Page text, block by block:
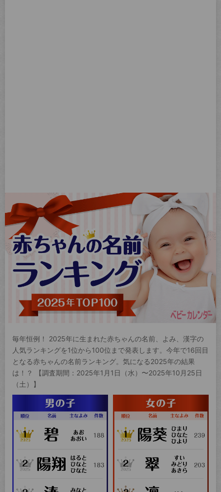
毎年恒例！ 2025年に生まれた赤ちゃんの名前、よみ、漢字の
人気ランキングを1位から100位まで発表します。今年で16回目
となる赤ちゃんの名前ランキング。気になる2025年の結果
は！？ 【調査期間：2025年1月1日（水）〜2025年10月25日
（土）】